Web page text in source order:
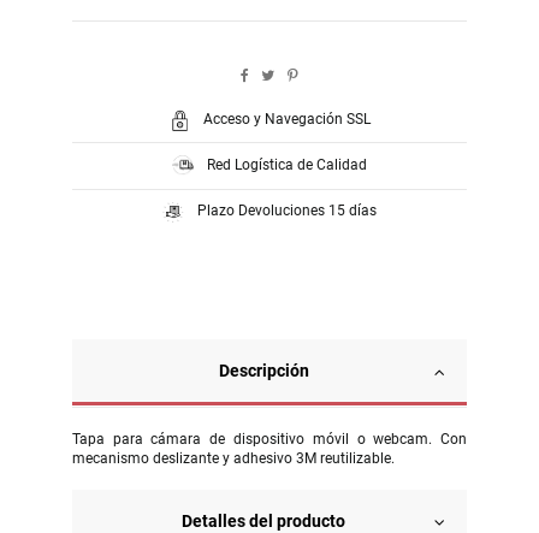
Acceso y Navegación SSL
Red Logística de Calidad
Plazo Devoluciones 15 días
Descripción
Tapa para cámara de dispositivo móvil o webcam. Con
mecanismo deslizante y adhesivo 3M reutilizable.
Detalles del producto